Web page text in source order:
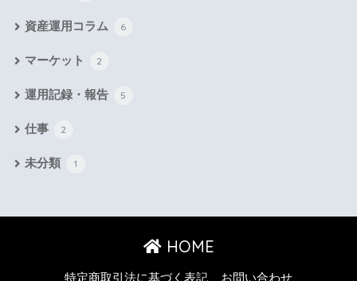
資産運用コラム 6
マーケット 2
運用記録・報告 5
仕事 2
未分類 1
HOME
特定商取引法に基づく表記 お問い合わせ